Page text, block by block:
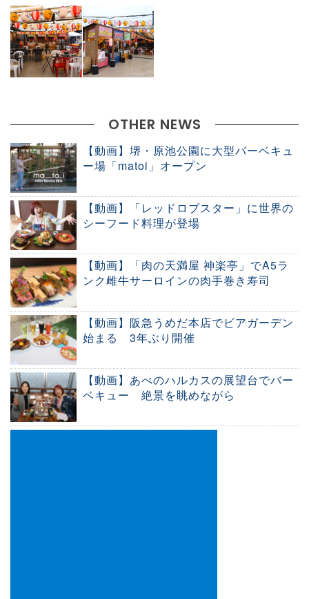
OTHER NEWS
【動画】堺・原池公園に大型バーベキュ
ー場「matoi」オープン
【動画】「レッドロブスター」に世界の
シーフード料理が登場
【動画】「肉の天満屋 神楽亭」でA5ラ
ンク雌牛サーロインの肉手巻き寿司
【動画】阪急うめだ本店でビアガーデン
始まる 3年ぶり開催
【動画】あべのハルカスの展望台でバー
ベキュー 絶景を眺めながら